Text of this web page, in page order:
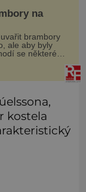
na
brambory
ale aby byly
se některé
na saláty, po D
takže
kostela